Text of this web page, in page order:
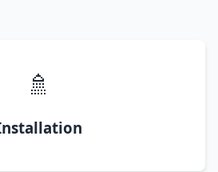
🚿